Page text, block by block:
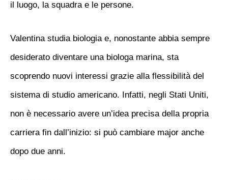
il luogo, la squadra e le persone.
Valentina studia biologia e, nonostante abbia sempre
desiderato diventare una biologa marina, sta
scoprendo nuovi interessi grazie alla flessibilità del
sistema di studio americano. Infatti, negli Stati Uniti,
non è necessario avere un’idea precisa della propria
carriera fin dall’inizio: si può cambiare major anche
dopo due anni.